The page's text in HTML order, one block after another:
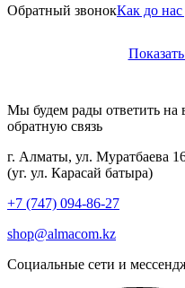
Обратный звонокКак до нас
Мы будем рады ответить
обратную связь
г. Алматы, ул. Муратбаева
(уг. ул. Карасай батыра)
+7 (747) 094-86-27
shop@almacom.kz
Социальные сети и